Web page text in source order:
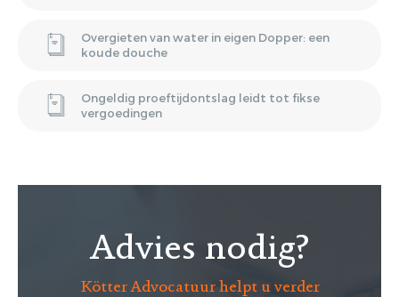
Overgieten van water in eigen Dopper: een
koude douche
Ongeldig proeftijdontslag leidt tot fikse
vergoedingen
Advies nodig?
Kötter Advocatuur helpt u verder